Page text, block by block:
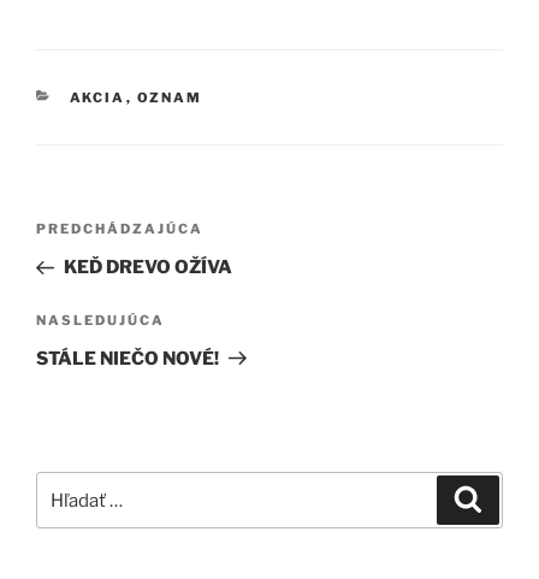
KATEGÓRIE
AKCIA , OZNAM
Navigácia
článku
Predchádzajúci
článok
PREDCHÁDZAJÚCA
KEĎ DREVO OŽÍVA
Ďalší
článok
NASLEDUJÚCA
STÁLE NIEČO NOVÉ!